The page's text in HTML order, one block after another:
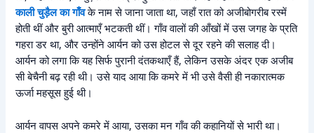
काली चुड़ैल का गाँवके नाम से जाना जाता था, जहाँ रात को अजीबोगरीब रस्में
होती थीं और बुरी आत्माएँ भटकती थीं। गाँव वालों की आँखों में उस जगह के प्रति
गहरा डर था, और उन्होंने आर्यन को उस होटल से दूर रहने की सलाह दी।
आर्यन को लगा कि यह सिर्फ पुरानी दंतकथाएँ हैं, लेकिन उसके अंदर एक अजीब
सी बेचैनी बढ़ रही थी। उसे याद आया कि कमरे में भी उसे वैसी ही नकारात्मक
ऊर्जा महसूस हुई थी।
आर्यन वापस अपने कमरे में आया, उसका मन गाँव की कहानियों से भारी था।